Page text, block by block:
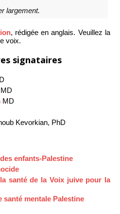
largement.
, rédigée en anglais. Veuillez la
voix.
signataires
MD
Kevorkian, PhD
enfants-Palestine
santé de la Voix juive pour la
santé mentale Palestine